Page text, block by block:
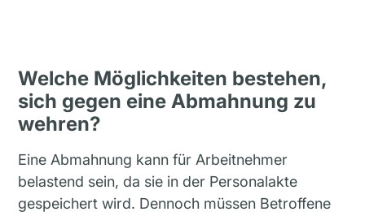
Welche Möglichkeiten bestehen,
sich gegen eine Abmahnung zu
wehren?
Eine Abmahnung kann für Arbeitnehmer
belastend sein, da sie in der Personalakte
gespeichert wird. Dennoch müssen Betroffene